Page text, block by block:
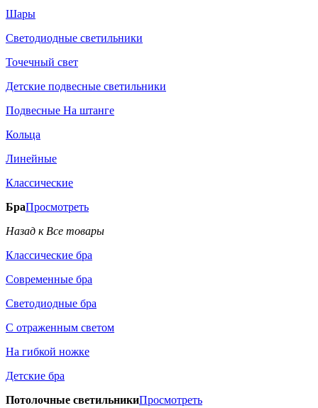
Шары
Светодиодные светильники
Точечный свет
Детские подвесные светильники
Подвесные На штанге
Кольца
Линейные
Классические
БраПросмотреть
Назад к Все товары
Классические бра
Современные бра
Светодиодные бра
С отраженным светом
На гибкой ножке
Детские бра
Потолочные светильникиПросмотреть